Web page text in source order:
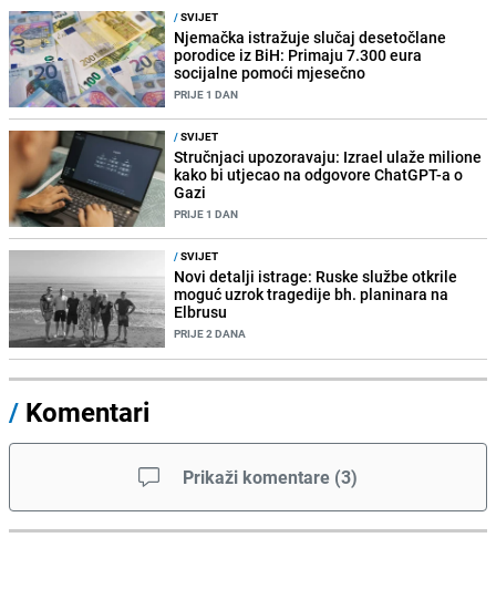
/SVIJET
Njemačka istražuje slučaj desetočlane
porodice iz BiH: Primaju 7.300 eura
socijalne pomoći mjesečno
PRIJE 1 DAN
/SVIJET
Stručnjaci upozoravaju: Izrael ulaže milione
kako bi utjecao na odgovore ChatGPT-a o
Gazi
PRIJE 1 DAN
/SVIJET
Novi detalji istrage: Ruske službe otkrile
moguć uzrok tragedije bh. planinara na
Elbrusu
PRIJE 2 DANA
/ Komentari
Prikaži komentare (3)